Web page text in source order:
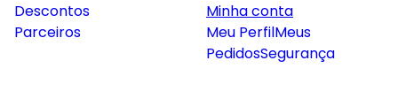
Descontos
Parceiros
Minha conta
Meu PerfilMeus
PedidosSegurança